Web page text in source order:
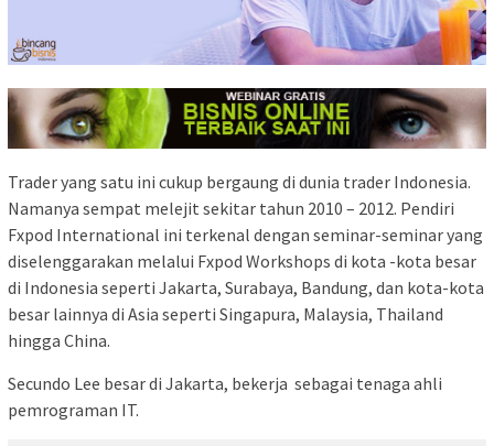
Trader yang satu ini cukup bergaung di dunia trader Indonesia.
Namanya sempat melejit sekitar tahun 2010 – 2012. Pendiri
Fxpod International ini terkenal dengan seminar-seminar yang
diselenggarakan melalui Fxpod Workshops di kota -kota besar
di Indonesia seperti Jakarta, Surabaya, Bandung, dan kota-kota
besar lainnya di Asia seperti Singapura, Malaysia, Thailand
hingga China.
Secundo Lee besar di Jakarta, bekerja sebagai tenaga ahli
pemrograman IT.